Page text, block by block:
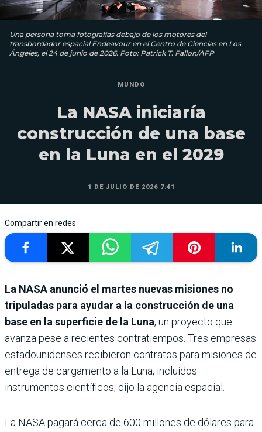
Una persona toma fotografías debajo de los motores del
transbordador espacial Endeavour en el Centro de Ciencias en Los
Ángeles, el 24 de junio de 2026. Foto: Patrick T. Fallon/AFP
MUNDO
La NASA iniciaría
construcción de una base
en la Luna en el 2029
1 DE JULIO DE 2026 7:41
Compartir en redes
La NASA anunció el martes nuevas misiones no
tripuladas para ayudar a la construcción de una
base en la superficie de la Luna, un proyecto que
avanza pese a recientes contratiempos. Tres empresas
estadounidenses recibieron contratos para misiones de
entrega de cargamento a la Luna, incluidos
instrumentos científicos, dijo la agencia espacial.
La NASA pagará cerca de 600 millones de dólares para